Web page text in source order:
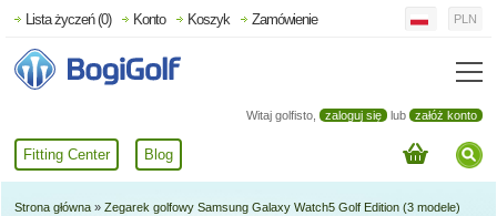
Witaj golfisto, zaloguj się lub załóż konto
Fitting Center Blog
Lista życzeń (0) Konto Koszyk Zamówienie PLN
Strona główna » Zegarek golfowy Samsung Galaxy Watch5 Golf Edition (3 modele)